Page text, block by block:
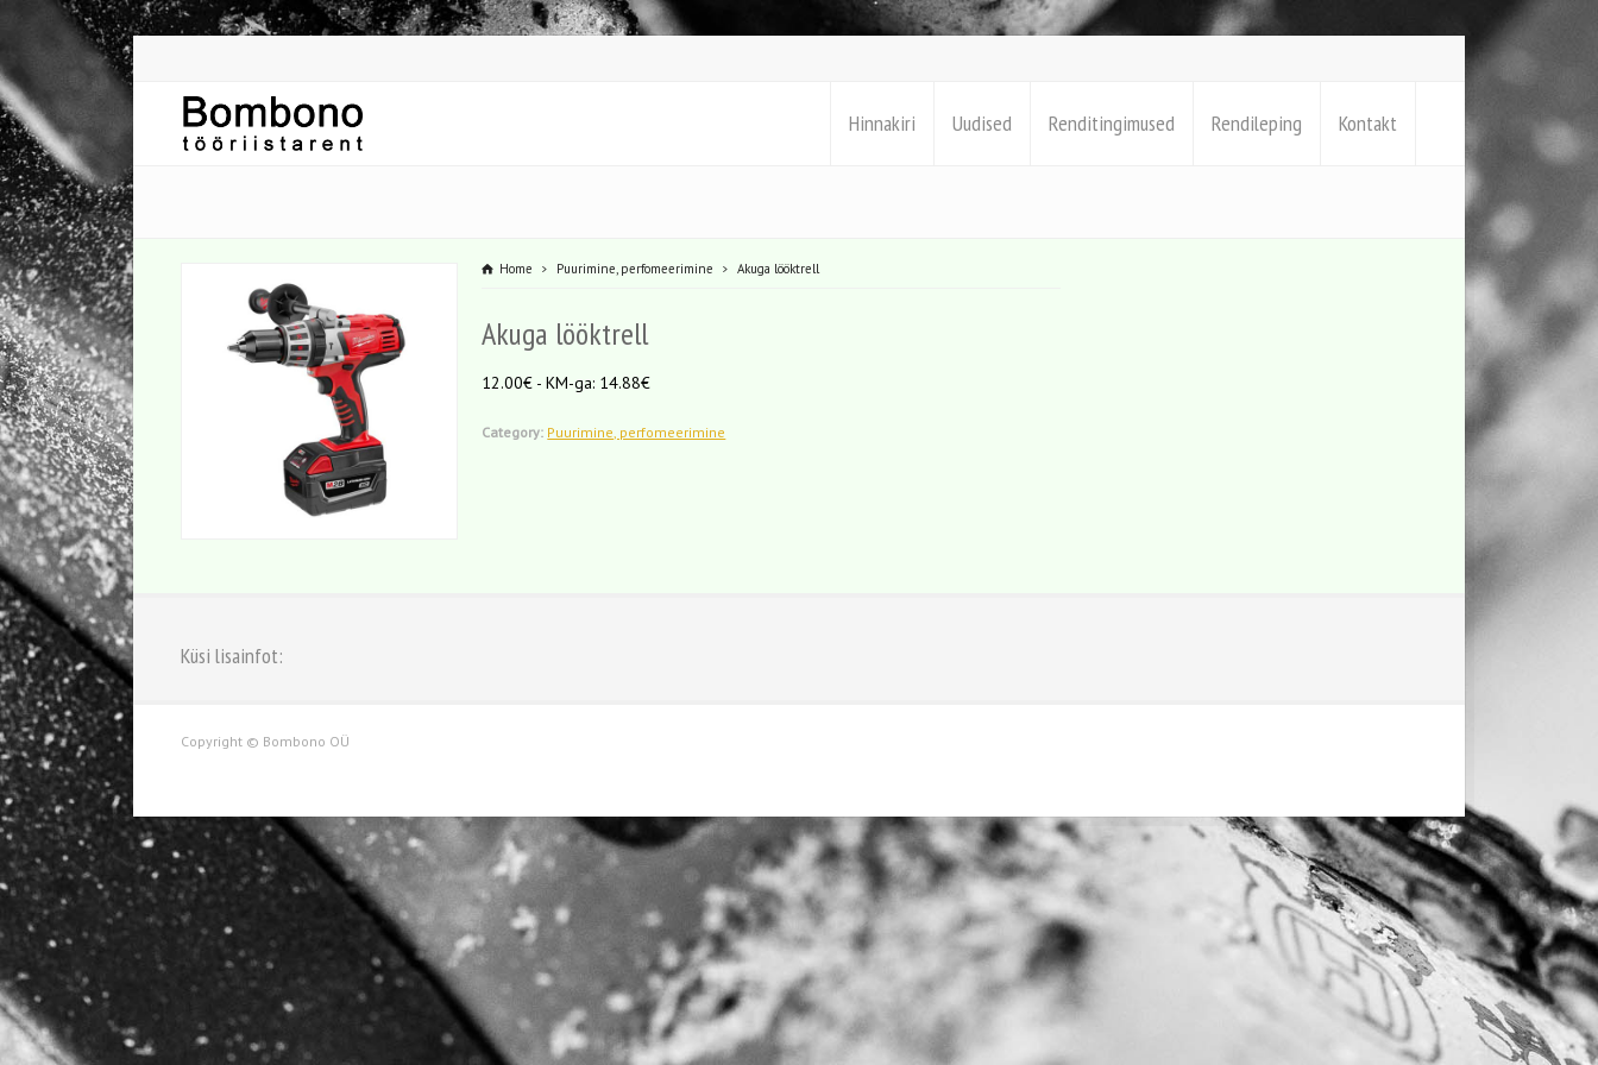
Hinnakiri Uudised Renditingimused Rendileping Kontakt
Home Puurimine, perfomeerimine Akuga lööktrell
Akuga lööktrell
12.00€ - KM-ga: 14.88€
Category: Puurimine, perfomeerimine
Küsi lisainfot:
Copyright © Bombono OÜ